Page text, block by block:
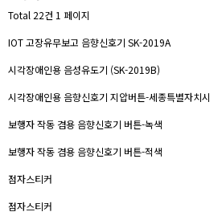
Total 22건 1 페이지
IOT 고장유무보고 음향신호기 SK-2019A
시각장애인용 음성유도기 (SK-2019B)
시각장애인용 음향신호기 지압버튼-세종특별자치시
보행자 작동 겸용 음향신호기 버튼-녹색
보행자 작동 겸용 음향신호기 버튼-적색
점자스티커
점자스티커